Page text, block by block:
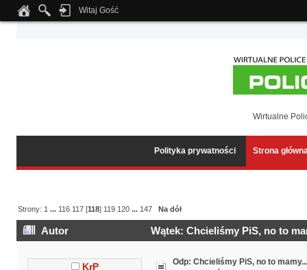
Notice: Undefined index: tapatalk_body_hook in
Witaj Gość
Wirtualne
Polityka prywatności Strona
Strony: 1 ... 116 117 [118] 119 120 ... 147 Na dół
Autor Wątek: Chcieliśmy PiS, no to
KrP Odp: Chcieliśmy PiS, no to